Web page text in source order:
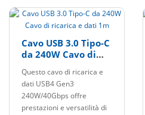
Cavo USB 3.0 Tipo-C
da 240W Cavo di
Questo cavo di ricarica e
dati USB4 Gen3
240W/40Gbps offre
prestazioni e versatilità di